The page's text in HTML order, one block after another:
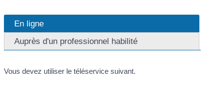
En ligne
Auprès d'un professionnel habilité
Vous devez utiliser le téléservice suivant.